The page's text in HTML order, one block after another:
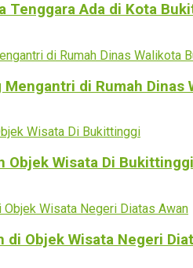
Tenggara Ada di Kota
Mengantri di Rumah
Objek Wisata Di Bukittinggi
di Objek Wisata Negeri